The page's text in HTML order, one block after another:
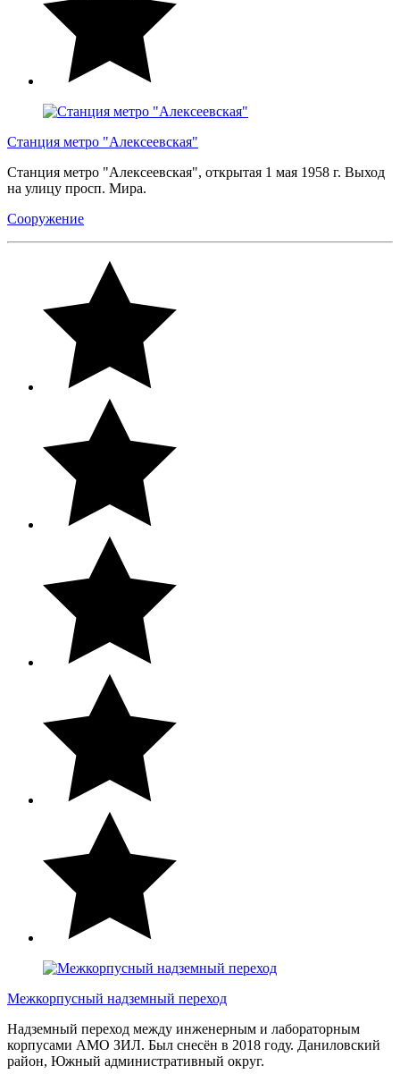
Станция метро "Алексеевская"
Станция метро "Алексеевская", открытая 1 мая 1958 г. Выход
на улицу просп. Мира.
Сооружение
Межкорпусный надземный переход
Надземный переход между инженерным и лабораторным
корпусами АМО ЗИЛ. Был снесён в 2018 году. Даниловский
район, Южный административный округ.